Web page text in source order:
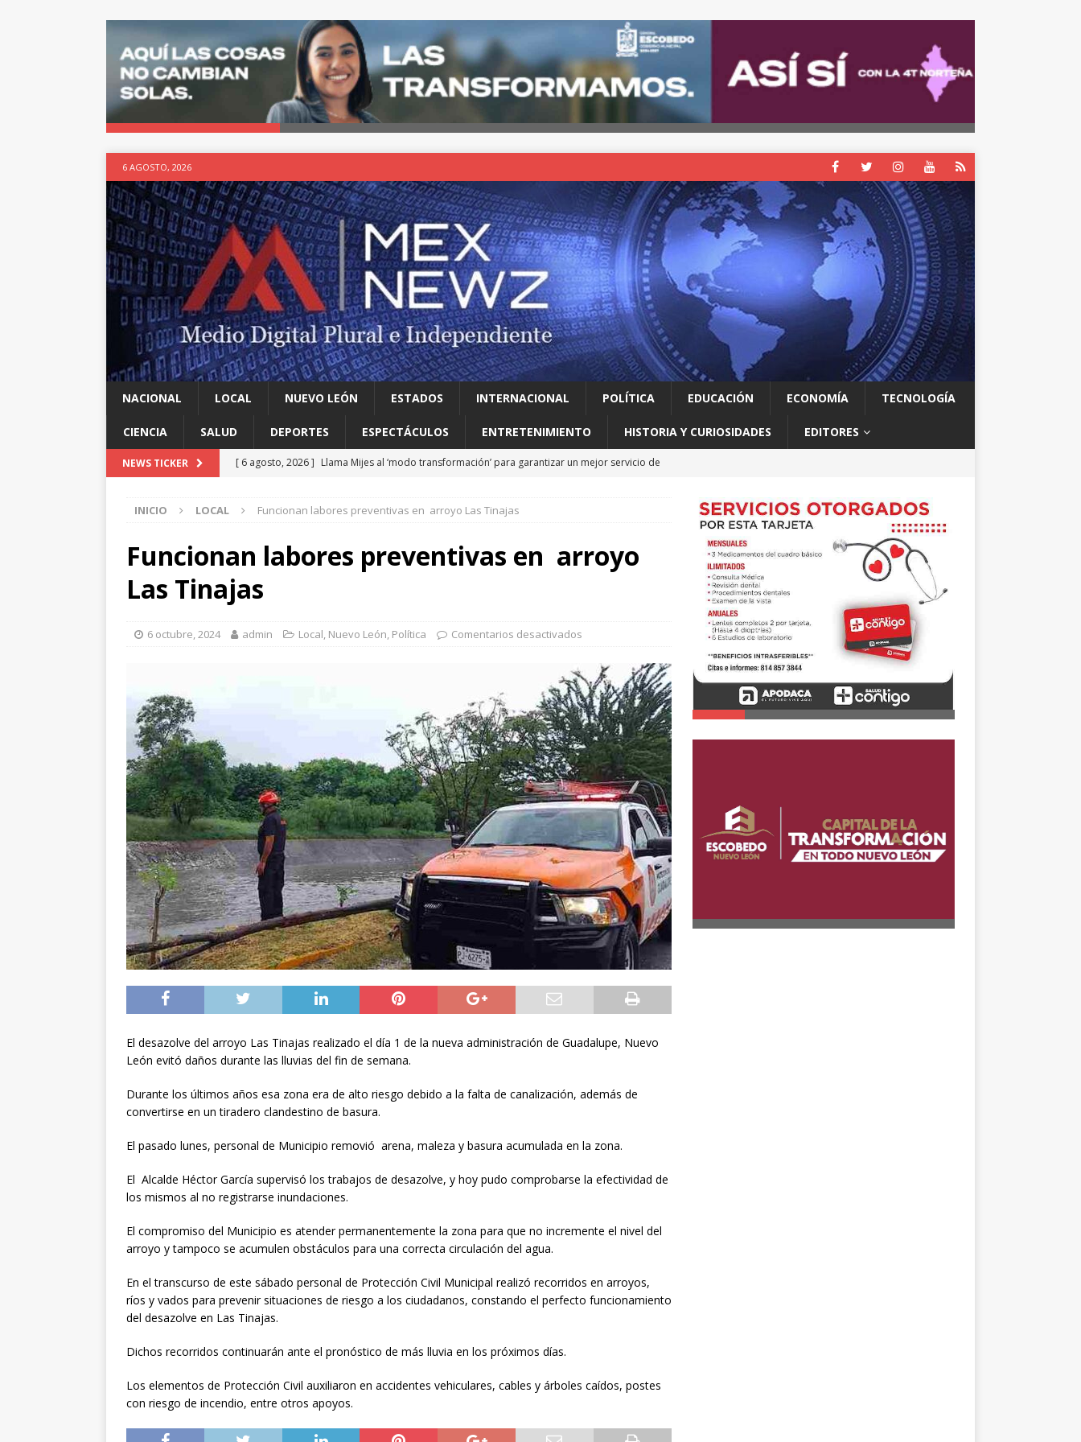
6 AGOSTO, 2026
NACIONAL LOCAL NUEVO LEÓN ESTADOS INTERNACIONAL POLÍTICA EDUCACIÓN ECONOMÍA TECNOLOGÍA
CIENCIA SALUD DEPORTES ESPECTÁCULOS ENTRETENIMIENTO HISTORIA Y CURIOSIDADES EDITORES
NEWS TICKER [ 6 agosto, 2026 ] Llama Mijes al ‘modo transformación’ para garantizar un mejor servicio de
[ 6 agosto, 2026 ] Ya cantó el gallo
HISTORIA Y CURIOSIDADES
[ 6 agosto, 2026 ]
Carmen Lilia Canturosas consolida a Nuevo Laredo como referente de
energía limpia en Tamaulipas
[ 6 agosto, 2026 ]
INICIO LOCAL Funcionan labores preventivas en arroyo Las Tinajas
Funcionan labores preventivas en arroyo
Las Tinajas
6 octubre, 2024 admin Local, Nuevo León, Política Comentarios desactivados
El desazolve del arroyo Las Tinajas realizado el día 1 de la nueva administración de Guadalupe, Nuevo
León evitó daños durante las lluvias del fin de semana.
Durante los últimos años esa zona era de alto riesgo debido a la falta de canalización, además de
convertirse en un tiradero clandestino de basura.
El pasado lunes, personal de Municipio removió arena, maleza y basura acumulada en la zona.
El Alcalde Héctor García supervisó los trabajos de desazolve, y hoy pudo comprobarse la efectividad de
los mismos al no registrarse inundaciones.
El compromiso del Municipio es atender permanentemente la zona para que no incremente el nivel del
arroyo y tampoco se acumulen obstáculos para una correcta circulación del agua.
En el transcurso de este sábado personal de Protección Civil Municipal realizó recorridos en arroyos,
ríos y vados para prevenir situaciones de riesgo a los ciudadanos, constando el perfecto funcionamiento
del desazolve en Las Tinajas.
Dichos recorridos continuarán ante el pronóstico de más lluvia en los próximos días.
Los elementos de Protección Civil auxiliaron en accidentes vehiculares, cables y árboles caídos, postes
con riesgo de incendio, entre otros apoyos.